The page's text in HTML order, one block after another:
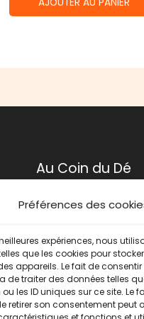
Préférences des
expériences, nous
que les cookies pour
appareils. Le fait de
de traiter des données telles
les ID uniques sur ce site. Le
retirer son consentement peut
Au Coin du Dé
Conditions générales de
Politique de retour
Contact
Instagram